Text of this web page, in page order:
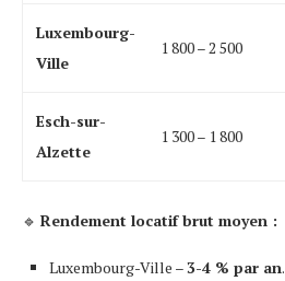
Luxembourg-
Ville
1 800 – 2 500
Esch-sur-
Alzette
1 300 – 1 800
🔹 Rendement locatif brut moyen :
Luxembourg-Ville –3-4 % par an.